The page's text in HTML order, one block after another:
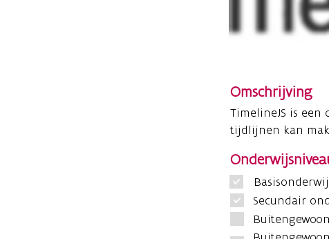
Omschrijving
TimelineJS is
tijdlijnen kan
Secundair